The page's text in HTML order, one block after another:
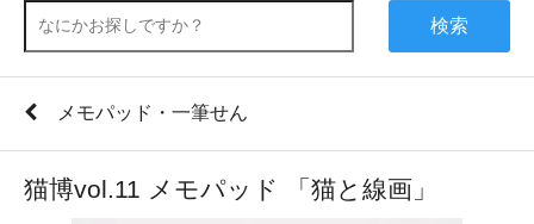
検索
メモパッド・一筆せん
猫博vol.11 メモパッド 「猫と線画」